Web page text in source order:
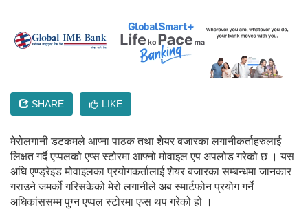
SHARE LIKE
मेरोलगानी डटकमले आप्ना पाठक तथा शेयर बजारका लगानीकर्ताहरुलाई
लिक्षत गर्दै एप्पलको एप्स स्टोरमा आफ्नो मोवाइल एप अपलोड गरेको छ । यस
अघि एण्ड्रेइड मोवाइलका प्रयोगकर्तालाई शेयर बजारका सम्बन्धमा जानकार
गराउने जमर्को गरिसकेको मेरो लगानीले अब स्मार्टफोन प्रयोग गर्ने
अधिकांससम्म पुग्न एप्पल स्टोरमा एप्स थप गरेको हो ।